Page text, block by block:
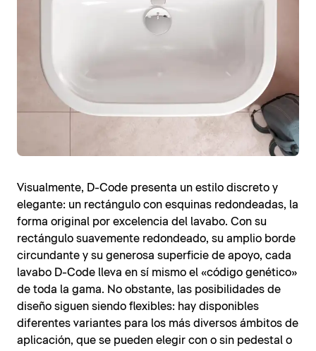
Visualmente, D-Code presenta un estilo discreto y
elegante: un rectángulo con esquinas redondeadas, la
forma original por excelencia del lavabo. Con su
rectángulo suavemente redondeado, su amplio borde
circundante y su generosa superficie de apoyo, cada
lavabo D-Code lleva en sí mismo el «código genético»
de toda la gama. No obstante, las posibilidades de
diseño siguen siendo flexibles: hay disponibles
diferentes variantes para los más diversos ámbitos de
aplicación, que se pueden elegir con o sin pedestal o